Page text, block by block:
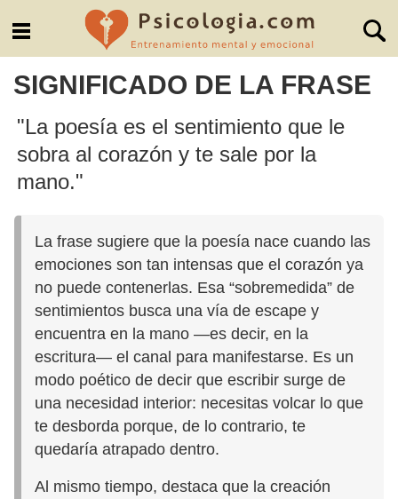
SIGNIFICADO DE LA FRASE
"La poesía es el sentimiento que le
sobra al corazón y te sale por la
mano."
La frase sugiere que la poesía nace cuando las
emociones son tan intensas que el corazón ya
no puede contenerlas. Esa “sobremedida” de
sentimientos busca una vía de escape y
encuentra en la mano —es decir, en la
escritura— el canal para manifestarse. Es un
modo poético de decir que escribir surge de
una necesidad interior: necesitas volcar lo que
te desborda porque, de lo contrario, te
quedaría atrapado dentro.
Al mismo tiempo, destaca que la creación